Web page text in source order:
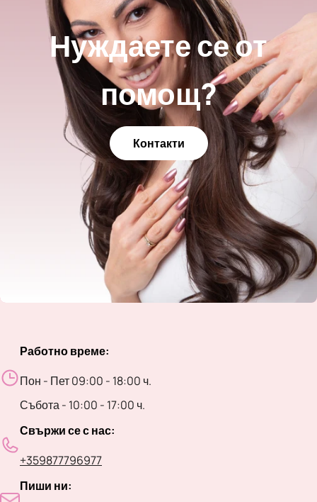
Нуждаете се от
помощ?
Контакти
Работно време:
Пон - Пет 09:00 - 18:00 ч.
Събота - 10:00 - 17:00 ч.
Свържи се с нас:
+359877796977
Пиши ни: